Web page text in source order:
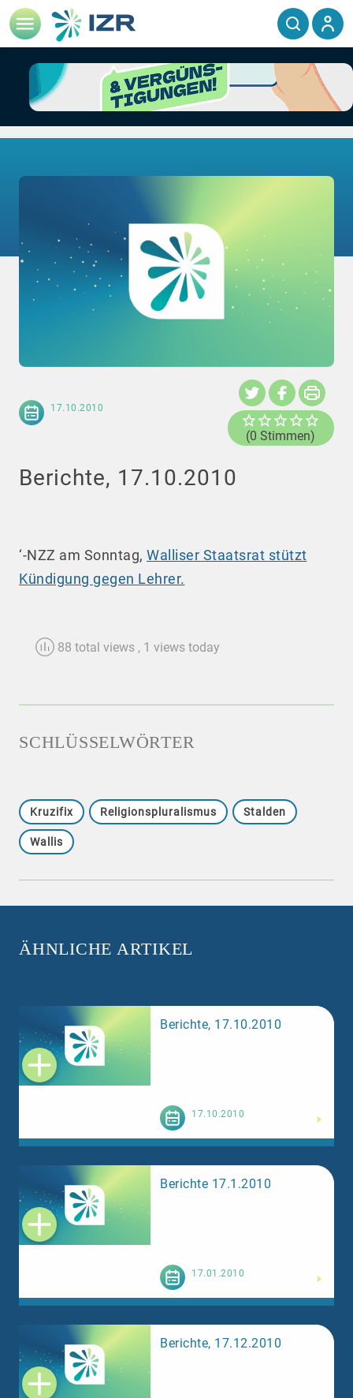
17.10.2010
(0 Stimmen)
Berichte, 17.10.2010
‘-NZZ am Sonntag, Walliser Staatsrat stützt
Kündigung gegen Lehrer.
88 total views , 1 views today
SCHLÜSSELWÖRTER
Kruzifix Religionspluralismus Stalden
Wallis
ÄHNLICHE ARTIKEL
Berichte, 17.10.2010
17.10.2010
Berichte 17.1.2010
17.01.2010
Berichte, 17.12.2010